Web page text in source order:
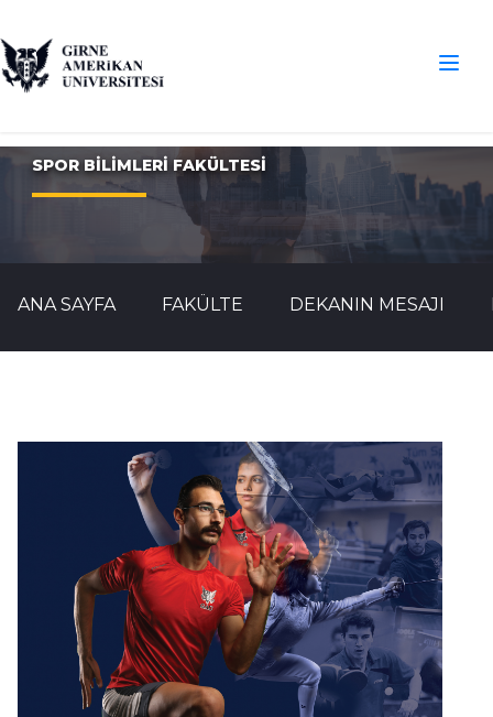
SPOR BİLİMLERİ FAKÜLTESİ
ANA SAYFA FAKÜLTE DEKANIN MESAJI